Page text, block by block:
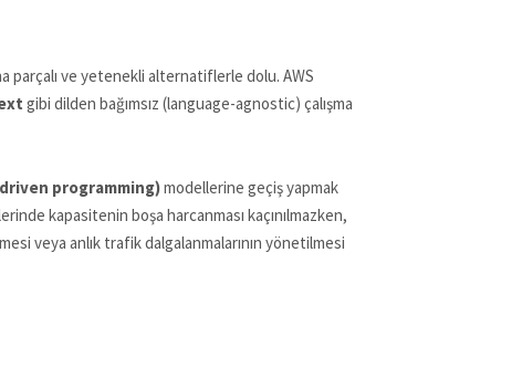
parçalı ve yetenekli alternatiflerle dolu. AWS
gibi dilden bağımsız (language-agnostic) çalışma
programming)modellerine geçiş yapmak
kapasitenin boşa harcanması kaçınılmazken,
veya anlık trafik dalgalanmalarının yönetilmesi